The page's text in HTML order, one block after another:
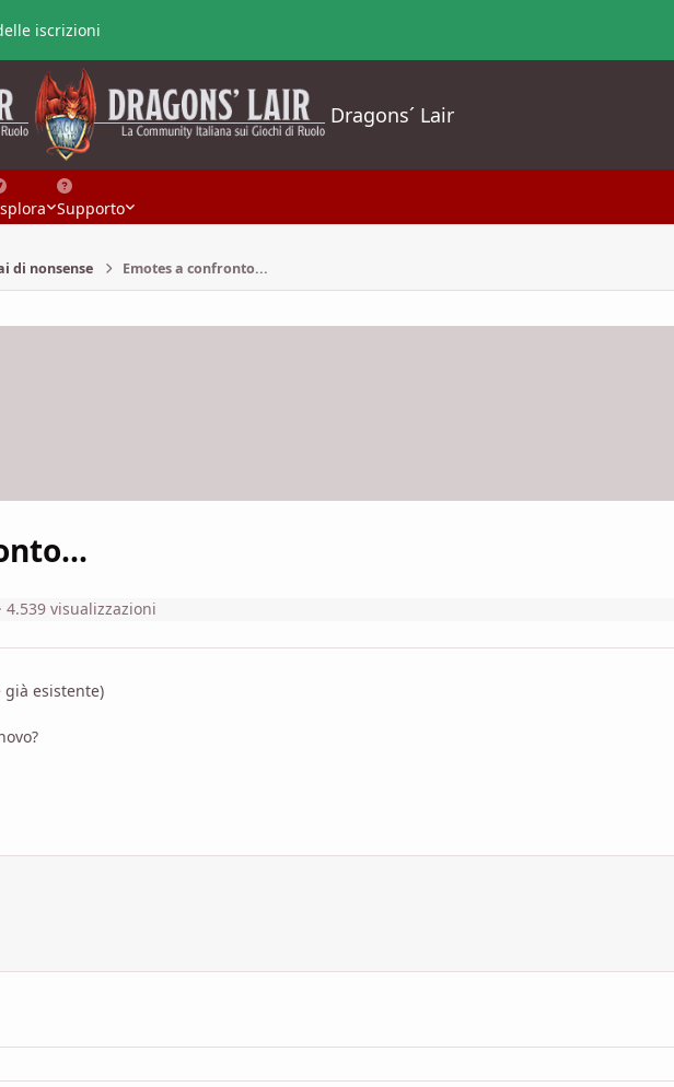
iscrizioni
Dragons´ Lair
Supporto
di nonsense Emotes a confronto...
· 4.539 visualizzazioni
esistente)